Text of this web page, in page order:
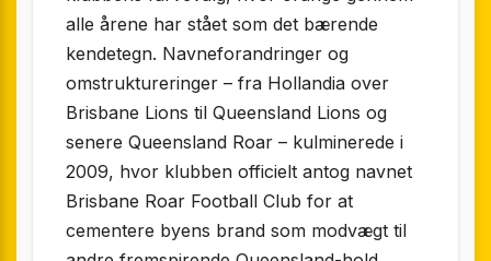
alle årene har stået som det bærende
kendetegn. Navneforandringer og
omstruktureringer – fra Hollandia over
Brisbane Lions til Queensland Lions og
senere Queensland Roar – kulminerede i
2009, hvor klubben officielt antog navnet
Brisbane Roar Football Club for at
cementere byens brand som modvægt til